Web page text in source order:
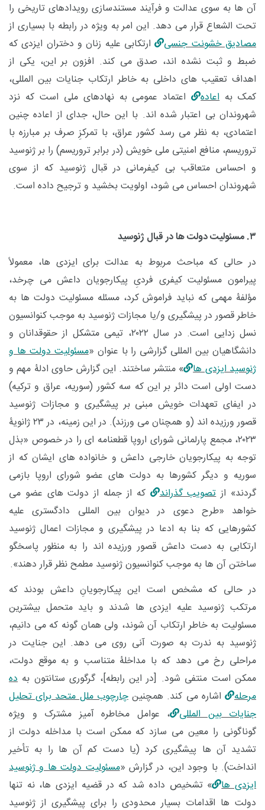
آن ها به سوی عدالت و فرآیند مستندسازی رویدادهای تاریخی را
تحت الشعاع قرار می دهد. این امر به ویژه در رابطه با بسیاری از
مصادیق خشونت جنسی
ارتکابی علیه زنان و دختران ایزدی که
ضبط و ثبت نشده اند، صدق می کند. افزون بر این، یکی از
اهداف تعقیب های داخلی به خاطر ارتکاب جنایات بین المللی،
کمک بهاعاده اعتماد عمومی به نهادهای ملی است که نزد
شهروندان بی اعتبار شده اند. با این حال، جدای از اعاده چنین
اعتمادی، به نظر می رسد کشور عراق، با تمرکزِ صرف بر مبارزه با
تروریسم، منافع امنیتی ملی خویش (در برابر تروریسم) را بر ژنوسید
و احساس متعاقب بی کیفرمانی در قبال ژنوسید که از سوی
شهروندان احساس می شود، اولویت بخشید و ترجیح داده است.
۳. مسئولیت دولت ها در قبال ژنوسید
در حالی که مباحث مربوط به عدالت برای ایزدی ها، معمولاً
پیرامون مسئولیت کیفری فردیِ پیکارجویان داعش می چرخد،
مؤلفۀ مهمی که نباید فراموش کرد، مسئله مسئولیت دولت ها به
خاطر قصور در پیشگیری و/یا مجازات ژنوسید به موجب کنوانسیون
نسل زدایی است. در سال ۲۰۲۲، تیمی متشکل از حقوقدانان و
دانشگاهیان بین المللی گزارشی را با عنوان «مسئولیت دولت ها و
ژنوسید ایزدی ها » منتشر ساختند. این گزارش حاوی ادلۀ مهم و
دست اولی است دائر بر این که سه کشور (سوریه، عراق و ترکیه)
در ایفای تعهدات خویش مبنی بر پیشگیری و مجازات ژنوسید
قصور ورزیده اند (و همچنان می ورزند). در این زمینه، در ۲۳ ژانویۀ
۲۰۲۳، مجمع پارلمانی شورای اروپا قطعنامه ­ای را در خصوص «بذل
توجه به پیکارجویان خارجی داعش و خانواده­ های ایشان که از
سوریه و دیگر کشورها به دولت های عضو شورای اروپا بازمی
گردند» ازتصویب گذراند
که از جمله از دولت های عضو می
خواهد «طرح دعوی در دیوان بین المللی دادگستری علیه
کشورهایی که بنا به ادعا در پیشگیری و مجازات اعمال ژنوسید
ارتکابی به دست داعش قصور ورزیده اند را به منظور پاسخگو
ساختن آن ها به موجب کنوانسیون ژنوسید مطمح نظر قرار دهند».
در حالی که مشخص است این پیکارجویانِ داعش بودند که
مرتکب ژنوسید علیه ایزدی ها شدند و باید متحمل بیشترین
مسئولیت به خاطر ارتکاب آن شوند، ولی همان گونه که می دانیم،
ژنوسید به ندرت به صورت آنی روی می دهد. این جنایت در
مراحلی رخ می دهد که با مداخلۀ متناسب و به موقع دولت،
ممکن است منتفی شود. [در این رابطه]، گرگوری ستانتون به ده
مرحله اشاره می کند. همچنینچارچوب ملل متحد برای تحلیل
جنایات بین المللی
، عوامل مخاطره آمیز مشترک و ویژه
گوناگونی را معین می سازد که ممکن است با مداخله دولت از
تشدید آن ها پیشگیری کرد (یا دست کم آن ها را به تأخیر
انداخت). با وجود این، در گزارش «مسئولیت دولت ها و ژنوسید
ایزدی ها » تشخیص داده شد که در قضیه ایزدی ها، نه تنها
دولت ها اقدامات بسیار محدودی را برای پیشگیری از ژنوسید